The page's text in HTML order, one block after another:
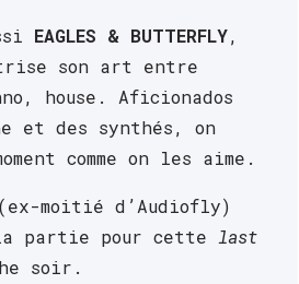
EAGLES & BUTTERFLY,
son art entre
house. Aficionados
et des synthés, on
moitié d’Audiofly)
partie pour cette last
soir.